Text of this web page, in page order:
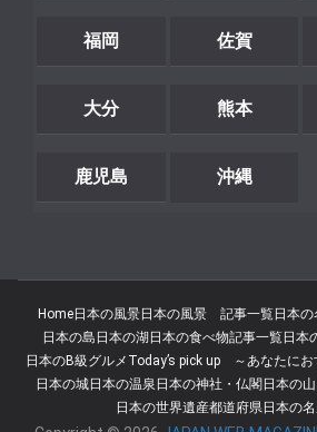
福岡 佐賀
大分 熊本
鹿児島 沖縄
Home日本の風景日本の風景 記事一覧日本
日本の島 日本の湖 日本の食べ物記事一覧日本
日本のB級グルメ Today’s pick up ～あなたにお
日本の城日本の温泉 日本の神社・仏閣 日本の山
日本の世界遺産都道府県日本の